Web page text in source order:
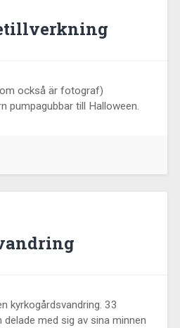
också är fotograf)
pumpagubbar till Halloween.
kyrkogårdsvandring. 33
med sig av sina minnen